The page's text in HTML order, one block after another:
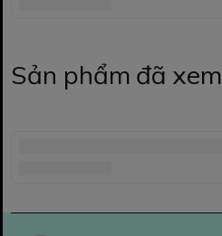
Sản phẩm đã xem